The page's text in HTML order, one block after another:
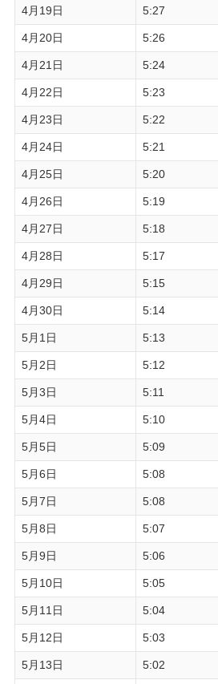
4月19日 5:27
4月20日 5:26
4月21日 5:24
4月22日 5:23
4月23日 5:22
4月24日 5:21
4月25日 5:20
4月26日 5:19
4月27日 5:18
4月28日 5:17
4月29日 5:15
4月30日 5:14
5月1日 5:13
5月2日 5:12
5月3日 5:11
5月4日 5:10
5月5日 5:09
5月6日 5:08
5月7日 5:08
5月8日 5:07
5月9日 5:06
5月10日 5:05
5月11日 5:04
5月12日 5:03
5月13日 5:02